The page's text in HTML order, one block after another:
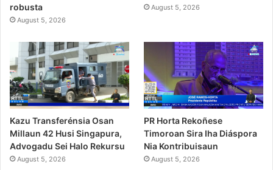
robusta
August 5, 2026
August 5, 2026
Kazu Transferénsia Osan
Millaun 42 Husi Singapura,
Advogadu Sei Halo Rekursu
August 5, 2026
PR Horta Rekoñese
Timoroan Sira Iha Diáspora
Nia Kontribuisaun
August 5, 2026